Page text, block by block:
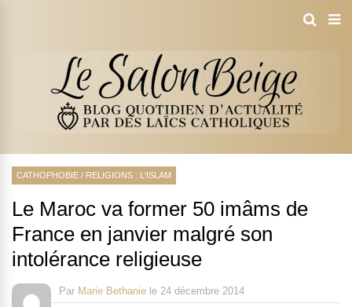
CATHOPHOBIE / RELIGIONS : L'ISLAM
Le Maroc va former 50 imâms de
France en janvier malgré son
intolérance religieuse
Par Marie Bethanie le 24 décembre 2014